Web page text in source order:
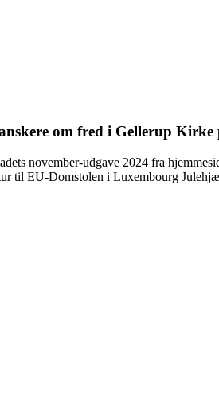
om fred i Gellerup
november-udgave 2024 fra
til EU-Domstolen i Luxembourg